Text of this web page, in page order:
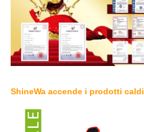
ShineWa accende i prodotti caldi